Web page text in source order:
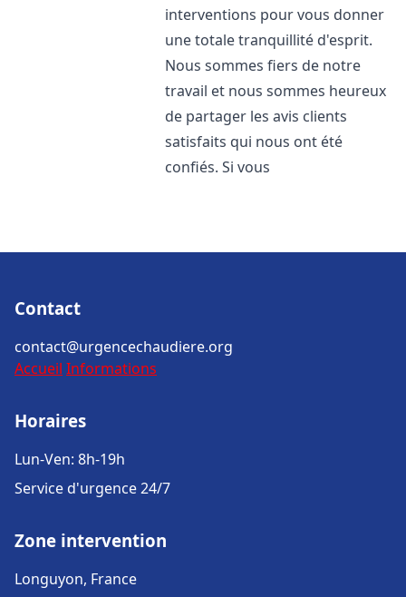
interventions pour vous donner
une totale tranquillité d'esprit.
Nous sommes fiers de notre
travail et nous sommes heureux
de partager les avis clients
satisfaits qui nous ont été
confiés. Si vous
Contact
contact@urgencechaudiere.org
Accueil Informations
Horaires
Lun-Ven: 8h-19h
Service d'urgence 24/7
Zone intervention
Longuyon, France